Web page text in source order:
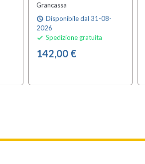
Grancassa
schedule Disponibile dal 31-08-
2026
 Spedizione gratuita
142,00 €